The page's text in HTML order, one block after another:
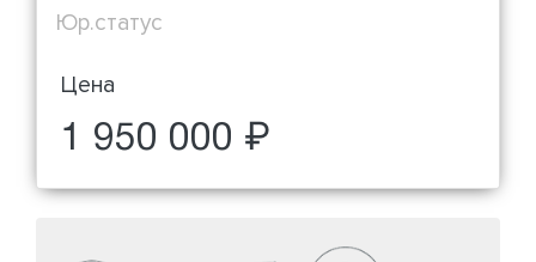
Юр.статус
Цена
1 950 000 ₽